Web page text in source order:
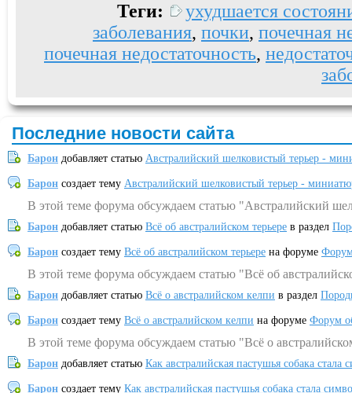
Теги:
ухудшается
заболевания, почки, почечная
почечная недостаточность,
Последние новости сайта
Барон добавляет статью Австралийский шелковистый терьер -
Барон создает тему Австралийский шелковистый терьер -
В этой теме форума обсуждаем статью "Австралийский
Барон добавляет статью Всё об австралийском терьере в раздел
Барон создает тему Всё об австралийском терьере на форуме
В этой теме форума обсуждаем статью "Всё об
Барон добавляет статью Всё о австралийском келпи в раздел
Барон создает тему Всё о австралийском келпи на форуме Форум
В этой теме форума обсуждаем статью "Всё о
Барон добавляет статью Как австралийская пастушья собака
Барон создает тему Как австралийская пастушья собака стала